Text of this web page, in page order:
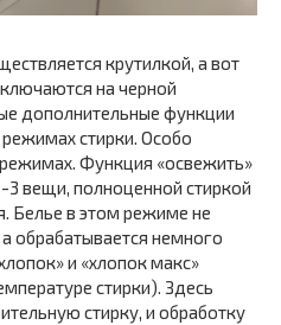
крутилкой, а вот
на черной
дополнительные функции
стирки. Особо
Функция «освежить»
вещи, полноценной стиркой
Белье в этом режиме не
а обрабатывается немного
и «хлопок макс»
стирки). Здесь
стирку, и обработку